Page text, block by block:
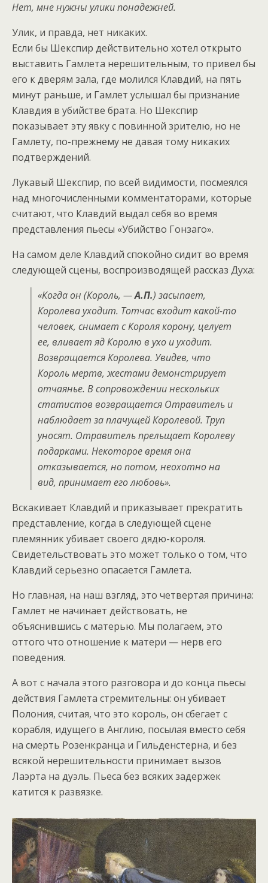
Нет, мне нужны улики понадежней.
Улик, и правда, нет никаких.
Если бы Шекспир действительно хотел открыто
выставить Гамлета нерешительным, то привел бы
его к дверям зала, где молился Клавдий, на пять
минут раньше, и Гамлет услышал бы признание
Клавдия в убийстве брата. Но Шекспир
показывает эту явку с повинной зрителю, но не
Гамлету, по-прежнему не давая тому никаких
подтверждений.
Лукавый Шекспир, по всей видимости, посмеялся
над многочисленными комментаторами, которые
считают, что Клавдий выдал себя во время
представления пьесы «Убийство Гонзаго».
На самом деле Клавдий спокойно сидит во время
следующей сцены, воспроизводящей рассказ Духа:
«Когда он (Король, —А.П.) засыпает,
Королева уходит. Тотчас входит какой-то
человек, снимает с Короля корону, целует
ее, вливает яд Королю в ухо и уходит.
Возвращается Королева. Увидев, что
Король мертв, жестами демонстрирует
отчаянье. В сопровождении нескольких
статистов возвращается Отравитель и
наблюдает за плачущей Королевой. Труп
уносят. Отравитель прельщает Королеву
подарками. Некоторое время она
отказывается, но потом, неохотно на
вид, принимает его любовь».
Вскакивает Клавдий и приказывает прекратить
представление, когда в следующей сцене
племянник убивает своего дядю-короля.
Свидетельствовать это может только о том, что
Клавдий серьезно опасается Гамлета.
Но главная, на наш взгляд, это четвертая причина:
Гамлет не начинает действовать, не
объяснившись с матерью. Мы полагаем, это
оттого что отношение к матери — нерв его
поведения.
А вот с начала этого разговора и до конца пьесы
действия Гамлета стремительны: он убивает
Полония, считая, что это король, он сбегает с
корабля, идущего в Англию, посылая вместо себя
на смерть Розенкранца и Гильденстерна, и без
всякой нерешительности принимает вызов
Лаэрта на дуэль. Пьеса без всяких задержек
катится к развязке.